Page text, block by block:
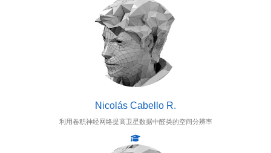
Nicolás Cabello R.
利用卷积神经网络提高卫星数据中醛类的空间分辨率